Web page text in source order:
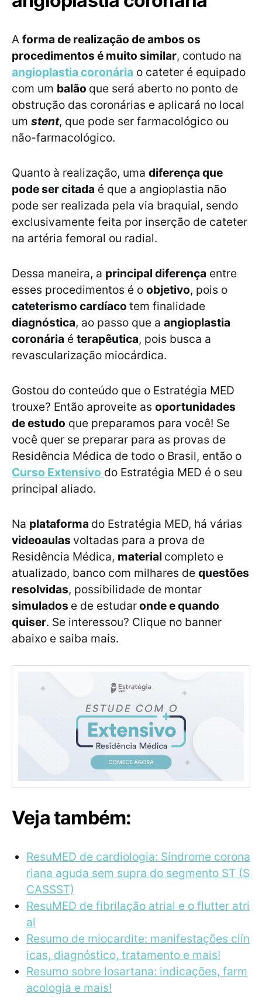
A forma de realização de ambos os
procedimentos é muito similar, contudo na
angioplastia coronária o cateter é equipado
com um balão que será aberto no ponto de
obstrução das coronárias e aplicará no local
um stent, que pode ser farmacológico ou
não-farmacológico.
Quanto à realização, uma diferença que
pode ser citada é que a angioplastia não
pode ser realizada pela via braquial, sendo
exclusivamente feita por inserção de cateter
na artéria femoral ou radial.
Dessa maneira, a principal diferença entre
esses procedimentos é o objetivo, pois o
cateterismo cardíaco tem finalidade
diagnóstica, ao passo que a angioplastia
coronária é terapêutica, pois busca a
revascularização miocárdica.
Gostou do conteúdo que o Estratégia MED
trouxe? Então aproveite as oportunidades
de estudo que preparamos para você! Se
você quer se preparar para as provas de
Residência Médica de todo o Brasil, então o
Curso Extensivo do Estratégia MED é o seu
principal aliado.
Na plataforma do Estratégia MED, há várias
videoaulas voltadas para a prova de
Residência Médica, material completo e
atualizado, banco com milhares de questões
resolvidas, possibilidade de montar
simulados e de estudaronde e quando
quiser. Se interessou? Clique no banner
abaixo e saiba mais.
Veja também:
ResuMED de cardiologia: Síndrome corona
riana aguda sem supra do segmento ST (S
CASSST)
ResuMED de fibrilação atrial e o flutter atri
al
Resumo de miocardite: manifestações clín
icas, diagnóstico, tratamento e mais!
Resumo sobre losartana: indicações, farm
acologia e mais!